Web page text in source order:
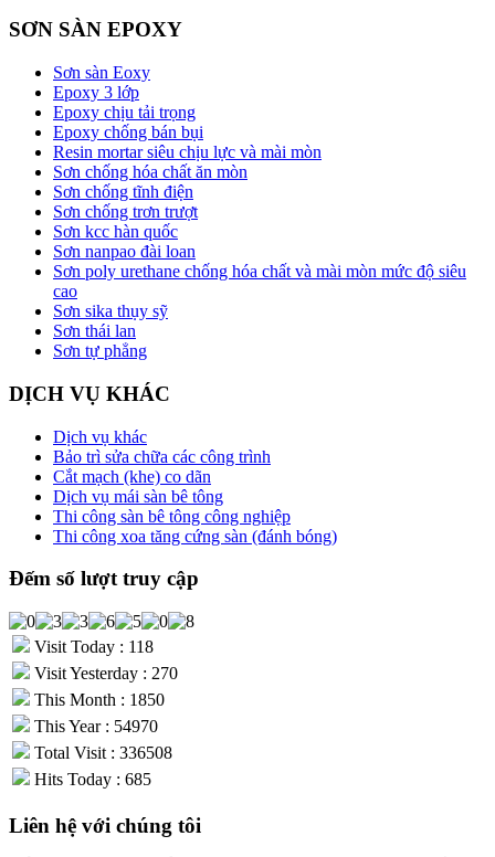
SƠN SÀN EPOXY
Sơn sàn Eoxy
Epoxy 3 lớp
Epoxy chịu tải trọng
Epoxy chống bán bụi
Resin mortar siêu chịu lực và mài mòn
Sơn chống hóa chất ăn mòn
Sơn chống tĩnh điện
Sơn chống trơn trượt
Sơn kcc hàn quốc
Sơn nanpao đài loan
Sơn poly urethane chống hóa chất và mài mòn mức độ siêu
cao
Sơn sika thụy sỹ
Sơn thái lan
Sơn tự phẳng
DỊCH VỤ KHÁC
Dịch vụ khác
Bảo trì sửa chữa các công trình
Cắt mạch (khe) co dãn
Dịch vụ mái sàn bê tông
Thi công sàn bê tông công nghiệp
Thi công xoa tăng cứng sàn (đánh bóng)
Đếm số lượt truy cập
Visit Today : 118
Visit Yesterday : 270
This Month : 1850
This Year : 54970
Total Visit : 336508
Hits Today : 685
Liên hệ với chúng tôi